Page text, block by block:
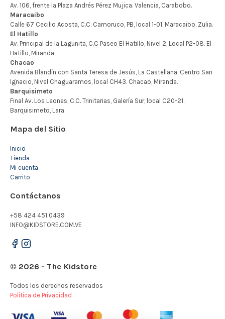
Mapa del Sitio
Inicio
Tienda
Mi cuenta
Carrito
Contáctanos
+58 424 451 0439
INFO@KIDSTORE.COM.VE
© 2026 - The Kidstore
Todos los derechos reservados
Política de Privacidad